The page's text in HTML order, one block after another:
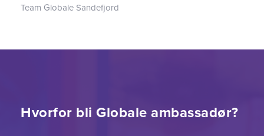
Team Globale Sandefjord
Hvorfor bli Globale ambassadør?